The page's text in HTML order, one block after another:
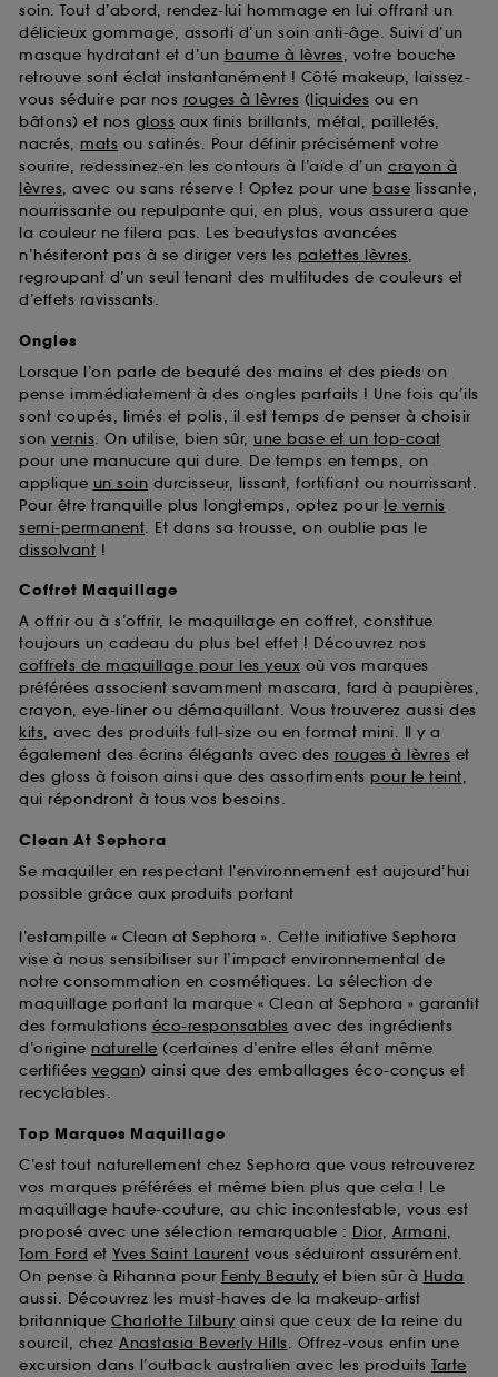
soin. Tout d’abord, rendez-lui hommage en lui offrant un
délicieux gommage, assorti d’un soin anti-âge. Suivi d’un
masque hydratant et d’un baume à lèvres, votre bouche
retrouve sont éclat instantanément ! Côté makeup, laissez-
vous séduire par nos rouges à lèvres (liquides ou en
bâtons) et nos gloss aux finis brillants, métal, pailletés,
nacrés, mats ou satinés. Pour définir précisément votre
sourire, redessinez-en les contours à l’aide d’un crayon à
lèvres, avec ou sans réserve ! Optez pour une base lissante,
nourrissante ou repulpante qui, en plus, vous assurera que
la couleur ne filera pas. Les beautystas avancées
n’hésiteront pas à se diriger vers les palettes lèvres,
regroupant d’un seul tenant des multitudes de couleurs et
d’effets ravissants.
Ongles
Lorsque l’on parle de beauté des mains et des pieds on
pense immédiatement à des ongles parfaits ! Une fois qu’ils
sont coupés, limés et polis, il est temps de penser à choisir
son vernis. On utilise, bien sûr, une base et un top-coat
pour une manucure qui dure. De temps en temps, on
applique un soin durcisseur, lissant, fortifiant ou nourrissant.
Pour être tranquille plus longtemps, optez pour le vernis
semi-permanent. Et dans sa trousse, on oublie pas le
dissolvant !
Coffret Maquillage
A offrir ou à s’offrir, le maquillage en coffret, constitue
toujours un cadeau du plus bel effet ! Découvrez nos
coffrets de maquillage pour les yeux où vos marques
préférées associent savamment mascara, fard à paupières,
crayon, eye-liner ou démaquillant. Vous trouverez aussi des
kits, avec des produits full-size ou en format mini. Il y a
également des écrins élégants avec des rouges à lèvres et
des gloss à foison ainsi que des assortiments pour le teint,
qui répondront à tous vos besoins.
Clean At Sephora
Se maquiller en respectant l’environnement est aujourd’hui
possible grâce aux produits portant
l’estampille « Clean at Sephora ». Cette initiative Sephora
vise à nous sensibiliser sur l’impact environnemental de
notre consommation en cosmétiques. La sélection de
maquillage portant la marque « Clean at Sephora » garantit
des formulations éco-responsables avec des ingrédients
d’origine naturelle (certaines d’entre elles étant même
certifiées vegan) ainsi que des emballages éco-conçus et
recyclables.
Top Marques Maquillage
C’est tout naturellement chez Sephora que vous retrouverez
vos marques préférées et même bien plus que cela ! Le
maquillage haute-couture, au chic incontestable, vous est
proposé avec une sélection remarquable : Dior, Armani,
Tom Ford et Yves Saint Laurent vous séduiront assurément.
On pense à Rihanna pour Fenty Beauty et bien sûr à Huda
aussi. Découvrez les must-haves de la makeup-artist
britannique Charlotte Tilbury ainsi que ceux de la reine du
sourcil, chez Anastasia Beverly Hills. Offrez-vous enfin une
excursion dans l’outback australien avec les produits Tarte